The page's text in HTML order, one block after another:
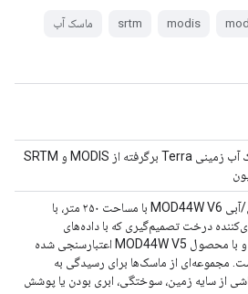
modis
srtm ماسک آب
MOD44W.006 ماسک آب زمینی Terra برگرفته از MODIS و SRTM
محصول ماسک خشکی/آبی MOD44W V6 با مساحت ۲۵۰ متر، با
درخت تصمیم‌گیری که با داده‌های
MODIS آموزش دیده و با محصول MOD44W V5 اعتبارسنجی شده
مجموعه‌ای از ماسک‌ها برای رسیدگی به
از سایه زمین، سوختگی، ابری بودن یا پوشش